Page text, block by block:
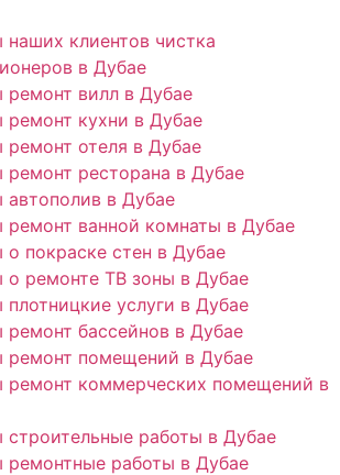
клиентов чистка
в Дубае
ремонт вилл в Дубае
ремонт кухни в Дубае
ремонт отеля в Дубае
ремонт ресторана в Дубае
автополив в Дубае
ремонт ванной комнаты в Дубае
покраске стен в Дубае
о ремонте ТВ зоны в Дубае
услуги в Дубае
бассейнов в Дубае
ремонт помещений в Дубае
ремонт коммерческих помещений в
строительные работы в Дубае
ремонтные работы в Дубае